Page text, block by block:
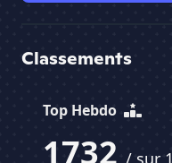
Classements
Top Hebdo
1732